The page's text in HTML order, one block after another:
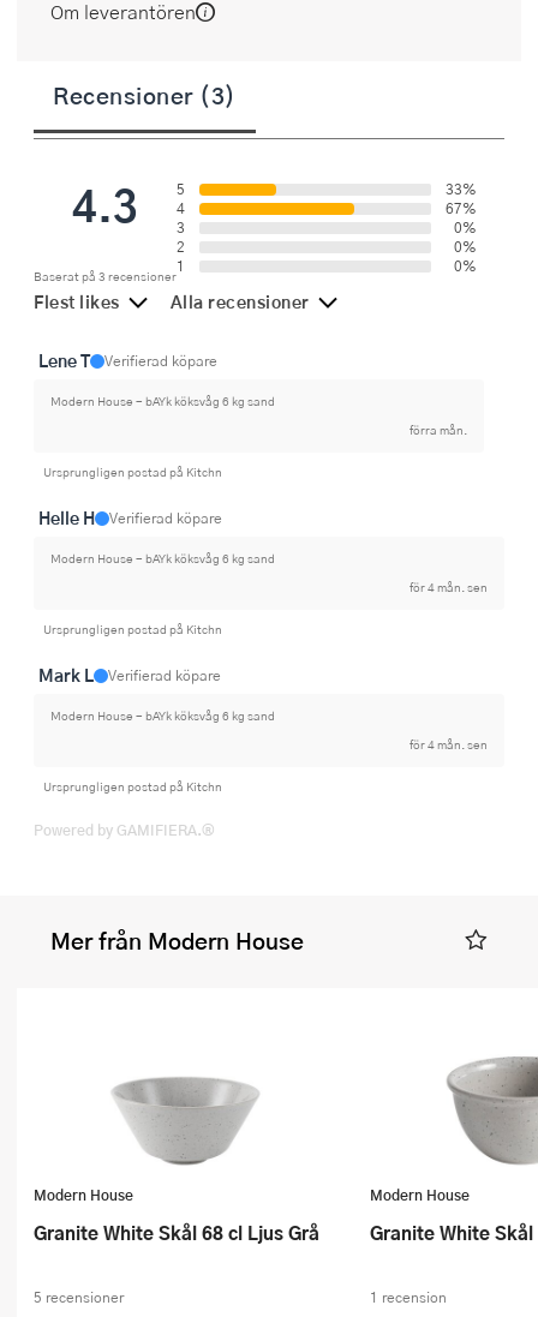
Om leverantören
Recensioner (3)
4.3
Baserat på 3 recensioner
5
33%
4
67%
3
0%
2
0%
1
0%
Flest likes Alla recensioner
Lene T Verifierad köpare
Modern House - bAYk köksvåg 6 kg sand
förra mån.
Ursprungligen postad på Kitchn
Helle H Verifierad köpare
Modern House - bAYk köksvåg 6 kg sand
för 4 mån. sen
Ursprungligen postad på Kitchn
Mark L Verifierad köpare
Modern House - bAYk köksvåg 6 kg sand
för 4 mån. sen
Ursprungligen postad på Kitchn
Powered by GAMIFIERA.®
Mer från Modern House
Modern House
Granite White Skål 68 cl Ljus Grå
5 recensioner
Modern House
Granite White
1 recension